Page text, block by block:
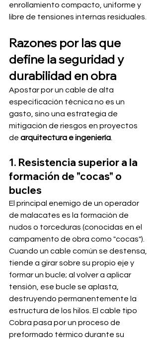
enrollamiento compacto, uniforme y
libre de tensiones internas residuales.
Razones por las que
define la seguridad y
durabilidad en obra
Apostar por un cable de alta
especificación técnica no es un
gasto, sino una estrategia de
mitigación de riesgos en proyectos
de arquitectura e ingeniería
1. Resistencia superior a la
formación de "cocas" o
bucles
El principal enemigo de un operador
de malacates es la formación de
nudos o torceduras (conocidas en el
campamento de obra como "cocas").
Cuando un cable común se destensa,
tiende a girar sobre su propio eje y
formar un bucle; al volver a aplicar
tensión, ese bucle se aplasta,
destruyendo permanentemente la
estructura de los hilos. El cable tipo
Cobra pasa por un proceso de
preformado térmico durante su